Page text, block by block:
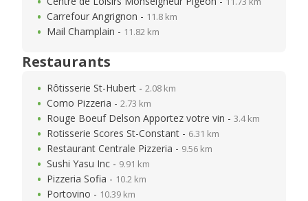
Carrefour Angrignon - 11.8 km
Mail Champlain - 11.82 km
Restaurants
Rôtisserie St-Hubert - 2.08 km
Como Pizzeria - 2.73 km
Rouge Boeuf Delson Apportez votre vin - 3.4 km
Rotisserie Scores St-Constant - 6.31 km
Restaurant Centrale Pizzeria - 9.56 km
Sushi Yasu Inc - 9.91 km
Pizzeria Sofia - 10.2 km
Portovino - 10.39 km